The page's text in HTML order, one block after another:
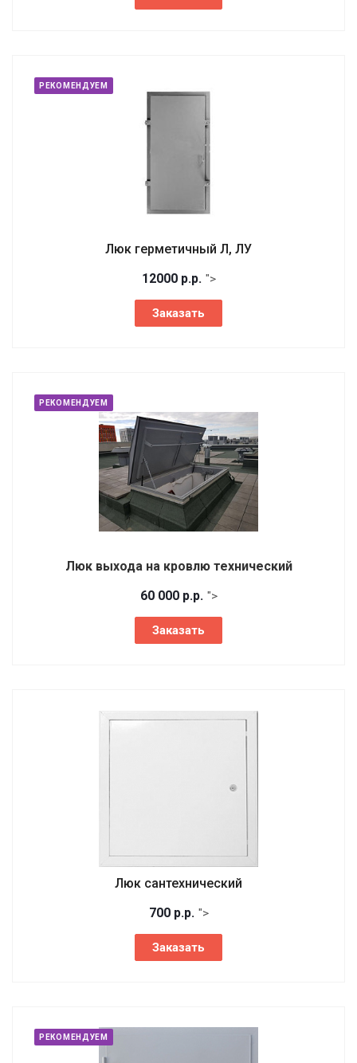
РЕКОМЕНДУЕМ
Люк герметичный Л, ЛУ
12000 р.р. ">
Заказать
РЕКОМЕНДУЕМ
Люк выхода на кровлю технический
60 000 р.р. ">
Заказать
Люк сантехнический
700 р.р. ">
Заказать
РЕКОМЕНДУЕМ